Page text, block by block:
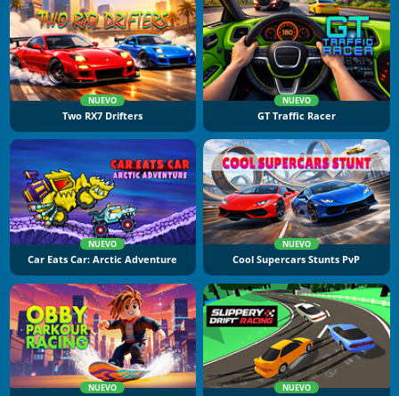
NUEVO
Two RX7 Drifters
NUEVO
GT Traffic Racer
NUEVO
Car Eats Car: Arctic Adventure
NUEVO
Cool Supercars Stunts PvP
NUEVO NUEVO